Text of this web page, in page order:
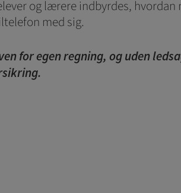
og lærere indbyrdes,
med sig.
for egen regning, og uden